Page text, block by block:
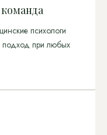
психологи
подход при любых